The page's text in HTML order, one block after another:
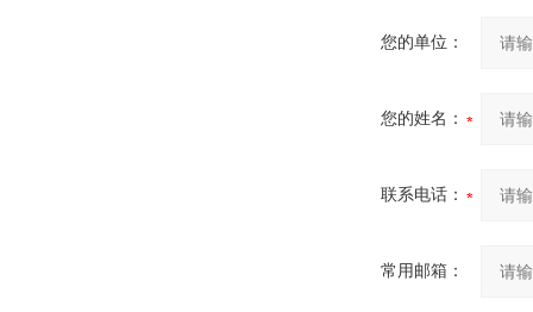
您的单位：
您的姓名：
联系电话：
常用邮箱：